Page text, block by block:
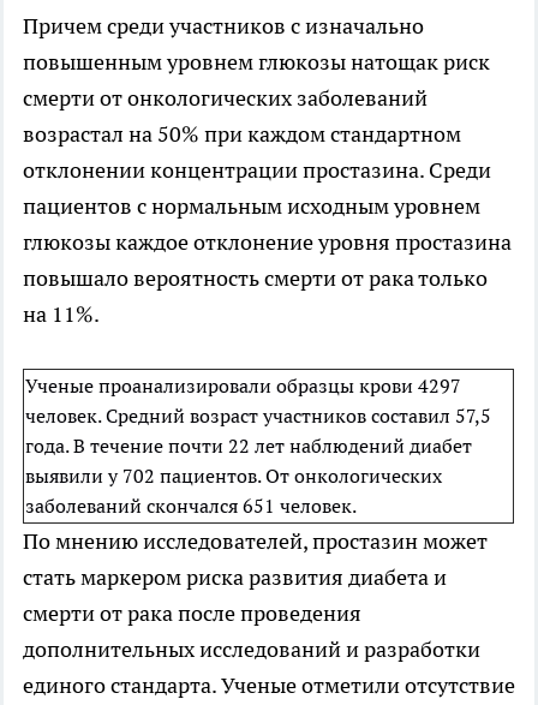
Причем среди участников с изначально
повышенным уровнем глюкозы натощак риск
смерти от онкологических заболеваний
возрастал на 50% при каждом стандартном
отклонении концентрации простазина. Среди
пациентов с нормальным исходным уровнем
глюкозы каждое отклонение уровня простазина
повышало вероятность смерти от рака только
на 11%.
Ученые проанализировали образцы крови 4297
человек. Средний возраст участников составил 57,5
года. В течение почти 22 лет наблюдений диабет
выявили у 702 пациентов. От онкологических
заболеваний скончался 651 человек.
По мнению исследователей, простазин может
стать маркером риска развития диабета и
смерти от рака после проведения
дополнительных исследований и разработки
единого стандарта. Ученые отметили отсутствие